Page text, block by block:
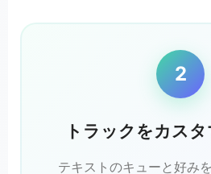
2
トラックをカス
テキストのキューと好み